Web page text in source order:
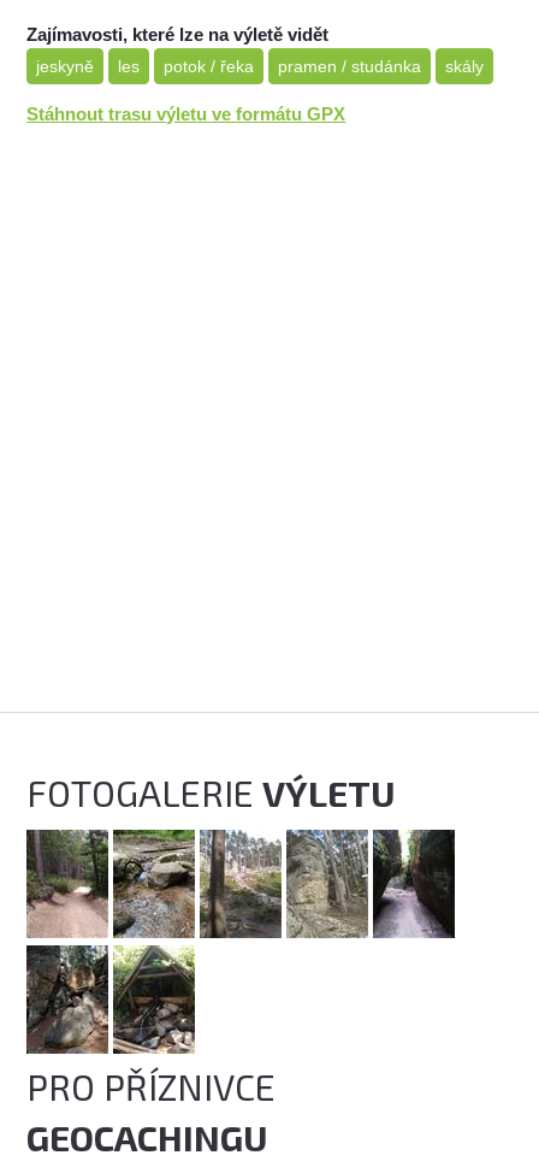
Zajímavosti, které lze na výletě vidět
jeskyně les potok / řeka pramen / studánka skály
Stáhnout trasu výletu ve formátu GPX
FOTOGALERIEVÝLETU
PRO PŘÍZNIVCE
GEOCACHINGU